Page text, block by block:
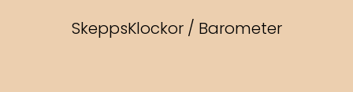
SkeppsKlockor / Barometer